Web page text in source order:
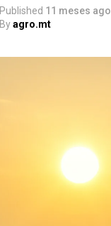
Published 11 meses ago
Byagro.mt